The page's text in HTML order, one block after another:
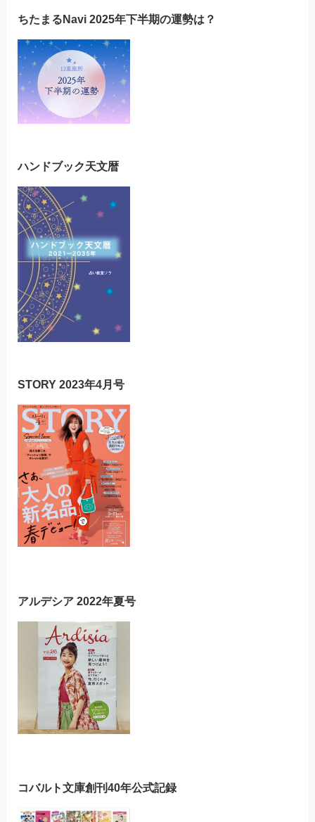
ちたまるNavi 2025年下半期の運勢は？
ハンドブック天文暦
STORY 2023年4月号
アルデシア 2022年夏号
コバルト文庫創刊40年公式記録